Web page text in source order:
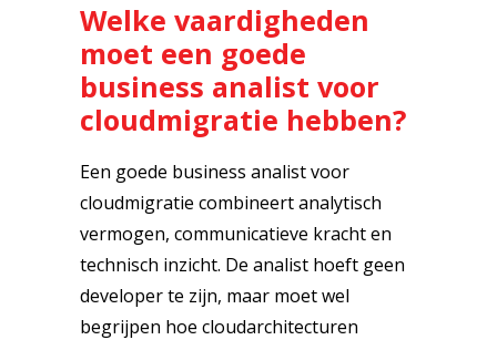
Welke vaardigheden
moet een goede
business analist voor
cloudmigratie hebben?
Een goede business analist voor
cloudmigratie combineert analytisch
vermogen, communicatieve kracht en
technisch inzicht. De analist hoeft geen
developer te zijn, maar moet wel
begrijpen hoe cloudarchitecturen